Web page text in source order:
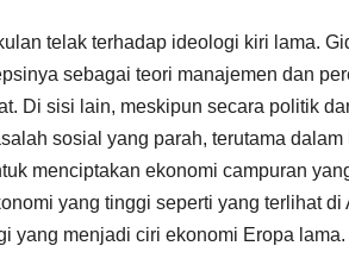
telak terhadap ideologi kiri lama.
sebagai teori manajemen dan
Di sisi lain, meskipun secara politik
sosial yang parah, terutama
menciptakan ekonomi campuran
yang tinggi seperti yang terlihat
yang menjadi ciri ekonomi Eropa lama.